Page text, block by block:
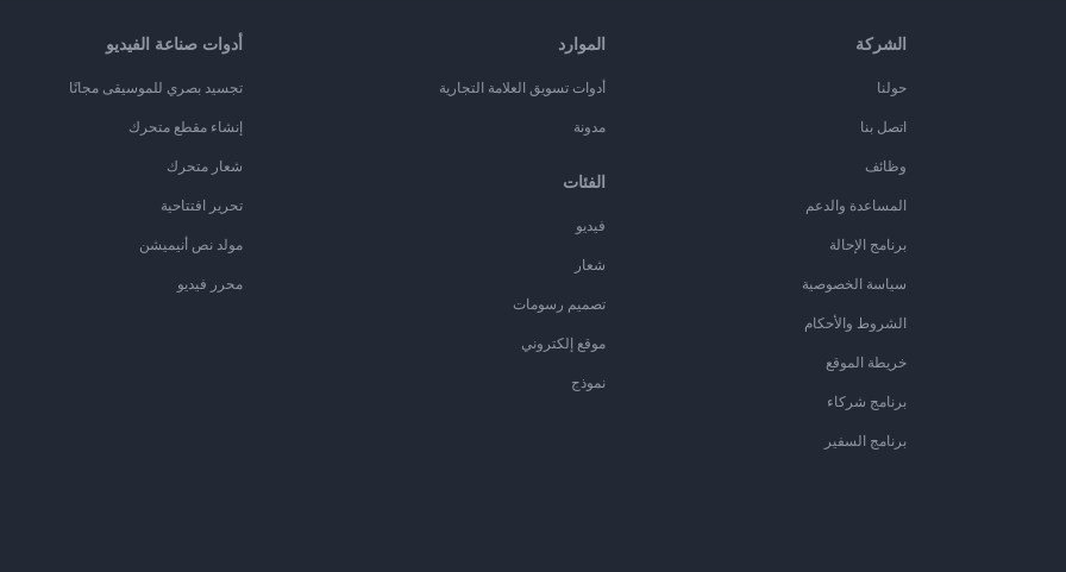
الشركة
حولنا
اتصل بنا
وظائف
المساعدة والدعم
برنامج الإحالة
سياسة الخصوصية
الشروط والأحكام
خريطة الموقع
برنامج شركاء
برنامج السفير
الموارد
أدوات تسويق العلامة التجارية
مدونة
الفئات
فيديو
شعار
تصميم رسومات
موقع إلكتروني
نموذج
أدوات صناعة الفيديو
تجسيد بصري للموسيقى مجانًا
إنشاء مقطع متحرك
شعار متحرك
تحرير افتتاحية
مولد نص أنيميشن
محرر فيديو